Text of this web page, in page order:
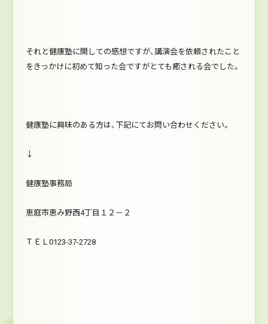
それと健康塾に関しての感想ですが、講演会を依頼されたこと
をきっかけに初めて知った会ですがとても癒される会でした。
健康塾に興味のある方は、下記にてお問い合わせください。
↓
健康塾事務局
恵庭市恵み野西4丁目１２－２
ＴＥＬ0123-37-2728